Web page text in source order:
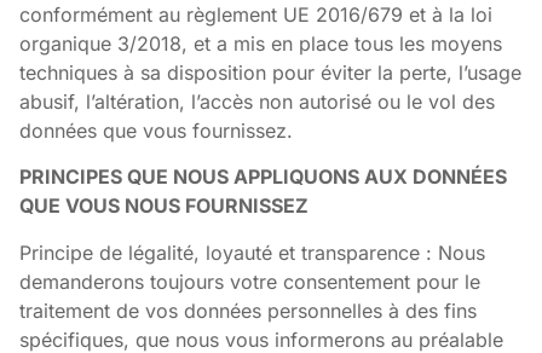
conformément au règlement UE 2016/679 et à la loi
organique 3/2018, et a mis en place tous les moyens
techniques à sa disposition pour éviter la perte, l’usage
abusif, l’altération, l’accès non autorisé ou le vol des
données que vous fournissez.
PRINCIPES QUE NOUS APPLIQUONS AUX DONNÉES
QUE VOUS NOUS FOURNISSEZ
Principe de légalité, loyauté et transparence : Nous
demanderons toujours votre consentement pour le
traitement de vos données personnelles à des fins
spécifiques, que nous vous informerons au préalable